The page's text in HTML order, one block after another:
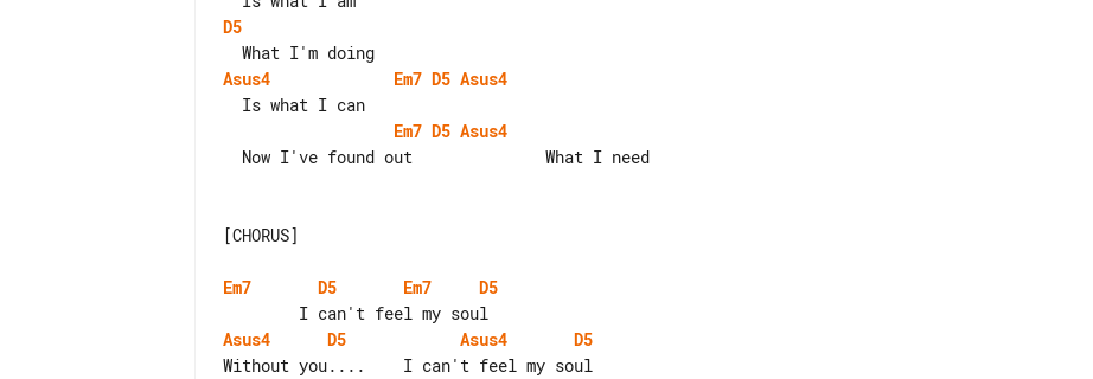
D5
Asus4
Em7 D5 Asus4
Em7 D5 Asus4
[CHORUS]
Em7 D5 Em7
D5
Asus4
D5 Asus4
D5